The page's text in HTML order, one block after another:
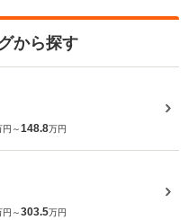
から探す
円～148.8万円
円～303.5万円